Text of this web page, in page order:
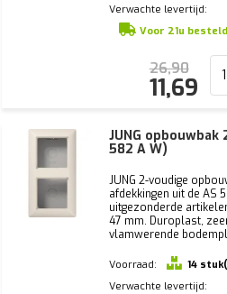
Verwachte levertijd:
Voor 21u
26,90
11,69
JUNG
582 A W)
JUNG 2-voudige
afdekkingen uit de AS
uitgezonderde
47 mm. Duroplast,
vlamwerende
Voorraad:
14
Verwachte levertijd: